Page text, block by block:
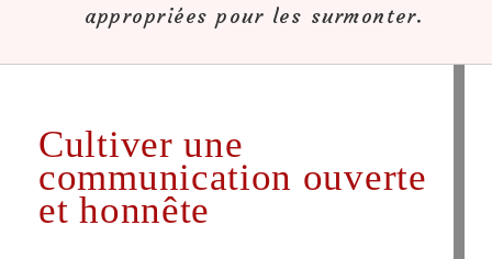
appropriées pour les surmonter.
Cultiver une
communication ouverte
et honnête